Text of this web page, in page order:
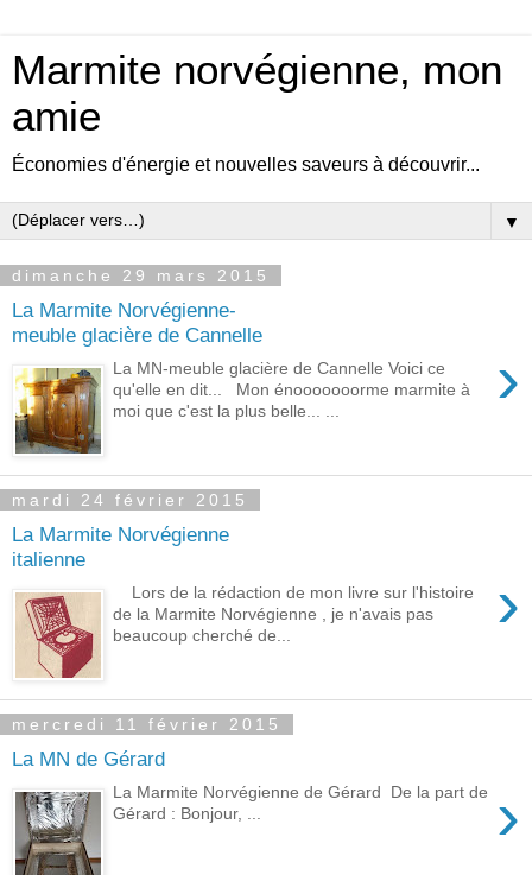
Marmite norvégienne, mon
amie
Économies d'énergie et nouvelles saveurs à découvrir...
▼
dimanche 29 mars 2015
La Marmite Norvégienne-
meuble glacière de Cannelle
›
La MN-meuble glacière de Cannelle Voici ce
qu'elle en dit... Mon énooooooorme marmite à
moi que c'est la plus belle... ...
mardi 24 février 2015
La Marmite Norvégienne
italienne
›
Lors de la rédaction de mon livre sur l'histoire
de la Marmite Norvégienne , je n'avais pas
beaucoup cherché de...
mercredi 11 février 2015
La MN de Gérard
›
La Marmite Norvégienne de Gérard De la part de
Gérard : Bonjour, ...